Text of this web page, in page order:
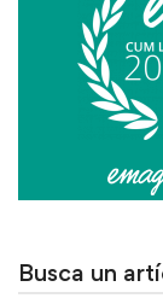
Busca un